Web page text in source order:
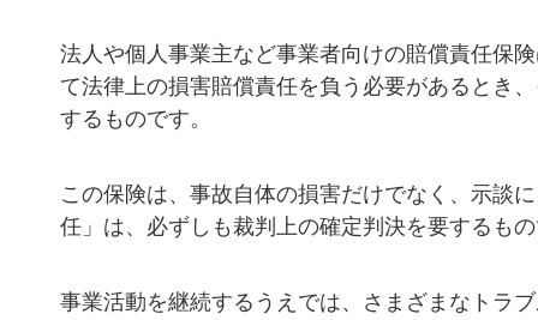
法人や個人事業主など事業者向けの賠償責任保
て法律上の損害賠償責任を負う必要があるとき
するものです。
この保険は、事故自体の損害だけでなく、示談
任」は、必ずしも裁判上の確定判決を要するも
事業活動を継続するうえでは、さまざまなトラ